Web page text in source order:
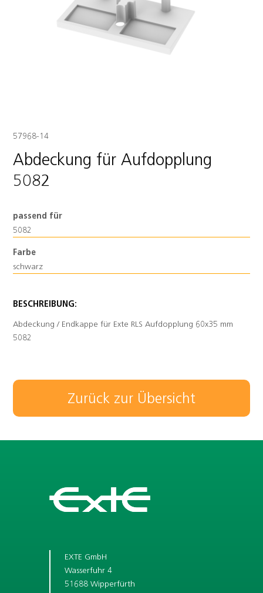
57968-14
Abdeckung für Aufdopplung
5082
passend für
5082
Farbe
schwarz
BESCHREIBUNG:
Abdeckung / Endkappe für Exte RLS Aufdopplung 60x35 mm
5082
Zurück zur Übersicht
EXTE GmbH
Wasserfuhr 4
51688 Wipperfürth